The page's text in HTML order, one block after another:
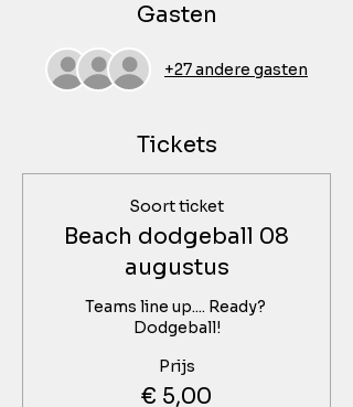
Gasten
+27 andere gasten
Tickets
Soort ticket
Beach dodgeball 08
augustus
Teams line up.... Ready?
Dodgeball!
Prijs
€ 5,00